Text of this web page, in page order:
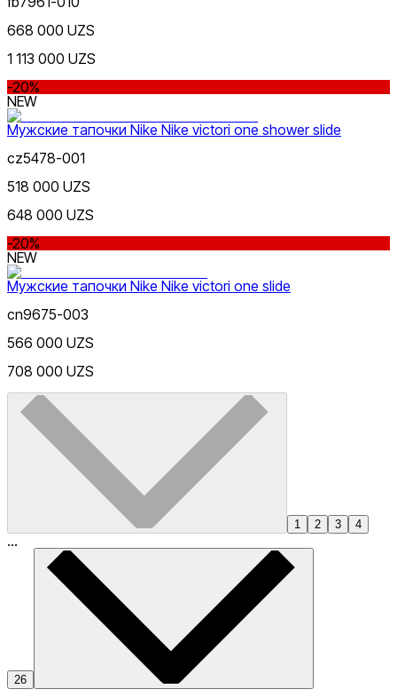
668 000 UZS
1 113 000 UZS
-20%
NEW
Мужские тапочки Nike Nike victori one shower slide
cz5478-001
518 000 UZS
648 000 UZS
-20%
NEW
Мужские тапочки Nike Nike victori one slide
cn9675-003
566 000 UZS
708 000 UZS
1 2 3 4
...
26